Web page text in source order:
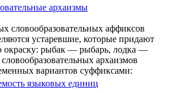
архаизмы
словообразовательных аффиксов
устаревшие, которые придают
окраску: рыбак — рыбарь, лодка —
арха­измов
вариантов суффиксами:
языковых единиц